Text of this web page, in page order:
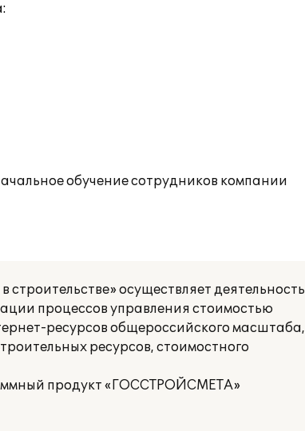
обучение сотрудников компании
осуществляет деятельность
процессов управления стоимостью
ресурсов общероссийского масштаба,
ресурсов, стоимостного
продукт «ГОССТРОЙСМЕТА»